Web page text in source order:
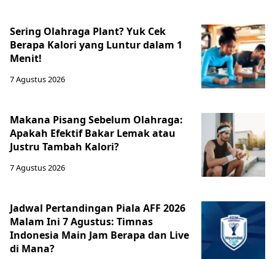
Sering Olahraga Plant? Yuk Cek
Berapa Kalori yang Luntur dalam 1
Menit!
7 Agustus 2026
Makana Pisang Sebelum Olahraga:
Apakah Efektif Bakar Lemak atau
Justru Tambah Kalori?
7 Agustus 2026
Jadwal Pertandingan Piala AFF 2026
Malam Ini 7 Agustus: Timnas
Indonesia Main Jam Berapa dan Live
di Mana?